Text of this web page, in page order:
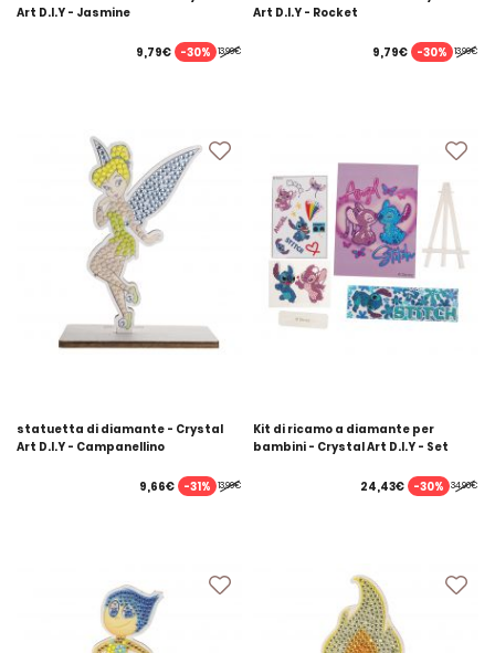
Art D.I.Y - Jasmine
13,99€
9,79€ -30%
Art D.I.Y - Rocket
13,99€
9,79€ -30%
statuetta di diamante - Crystal
Art D.I.Y - Campanellino
13,99€
9,66€ -31%
Kit di ricamo a diamante per
bambini - Crystal Art D.I.Y - Set
34,90€
24,43€ -30%